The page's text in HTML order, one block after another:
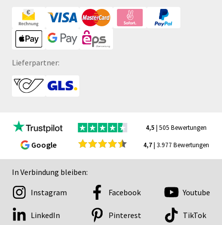
Lieferpartner:
4,5 | 505 Bewertungen
Google 4,7| 3.977 Bewertungen
In Verbindung bleiben:
Instagram Facebook Youtube
LinkedIn Pinterest TikTok